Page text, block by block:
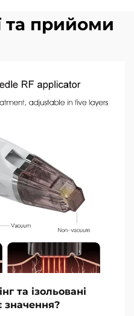
та прийоми
та ізольовані
значення?